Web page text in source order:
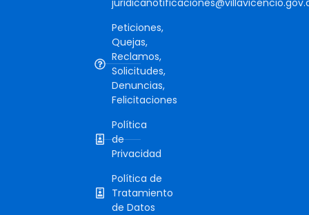
Peticiones,
Quejas,
Reclamos,
Solicitudes,
Denuncias,
Felicitaciones
Política
de
Privacidad
Política de
Tratamiento
de Datos